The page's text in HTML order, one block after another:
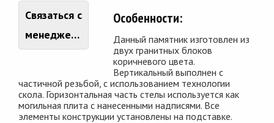
Связаться с
менеджером
Особенности:
Данный памятник изготовлен из
двух гранитных блоков
коричневого цвета.
Вертикальный выполнен с
частичной резьбой, с использованием технологии
скола. Горизонтальная часть стелы используется как
могильная плита с нанесенными надписями. Все
элементы конструкции установлены на подставке.